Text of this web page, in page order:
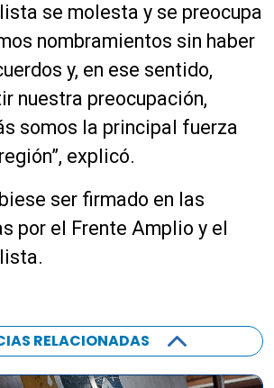
se molesta y se preocupa
nombramientos sin haber
y, en ese sentido,
nuestra preocupación,
somos la principal fuerza
explicó.
ser firmado en las
por el Frente Amplio y el
RELACIONADAS